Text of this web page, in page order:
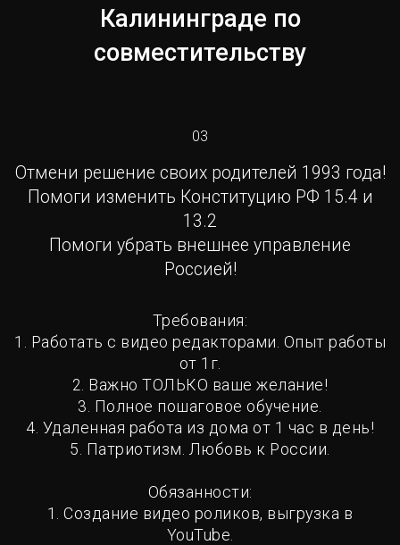
Калининграде по
совместительству
03
Отмени решение своих родителей 1993 года!
Помоги изменить Конституцию РФ 15.4 и
13.2
Помоги убрать внешнее управление
Россией!
Требования:
1. Работать с видео редакторами. Опыт работы
от 1г.
2. Важно ТОЛЬКО ваше желание!
3. Полное пошаговое обучение.
4. Удаленная работа из дома от 1 час в день!
5. Патриотизм. Любовь к России.
Обязанности:
1. Создание видео роликов, выгрузка в
YouTube.